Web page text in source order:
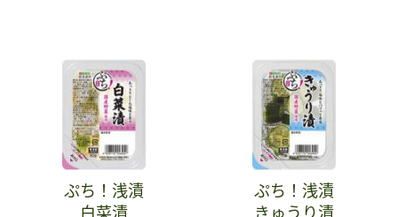
ぷち！浅漬
白菜漬
ぷち！浅漬
きゅうり漬